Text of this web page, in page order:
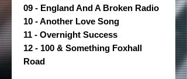
09 - England And A Broken Radio
10 - Another Love Song
11 - Overnight Success
12 - 100 & Something Foxhall
Road